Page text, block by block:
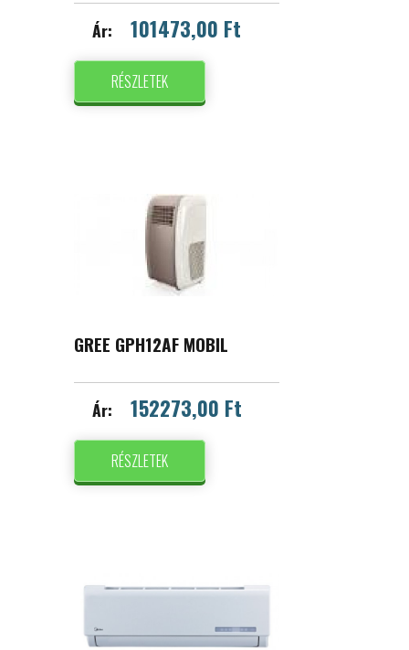
Ár: 101473,00 Ft
RÉSZLETEK
GREE GPH12AF MOBIL
Ár: 152273,00 Ft
RÉSZLETEK